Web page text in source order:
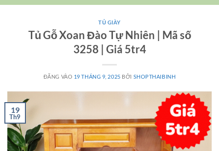
TỦ GIÀY
Tủ Gỗ Xoan Đào Tự Nhiên | Mã số
3258 | Giá 5tr4
ĐĂNG VÀO 19 THÁNG 9, 2025 BỞI SHOPTHAIBINH
19
Th9